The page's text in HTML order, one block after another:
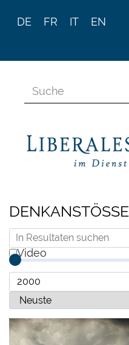
DE FR IT EN
DENKANSTÖSSE
Video